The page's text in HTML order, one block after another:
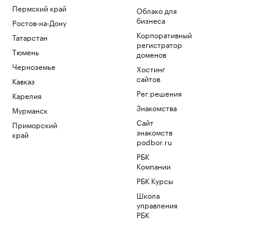
Пермский край
Ростов-на-Дону
Татарстан
Тюмень
Черноземье
Кавказ
Карелия
Мурманск
Приморский
край
Облако для
бизнеса
Корпоративный
регистратор
доменов
Хостинг
сайтов
Рег.решения
Знакомства
Сайт
знакомств
podbor.ru
РБК
Компании
РБК Курсы
Школа
управления
РБК